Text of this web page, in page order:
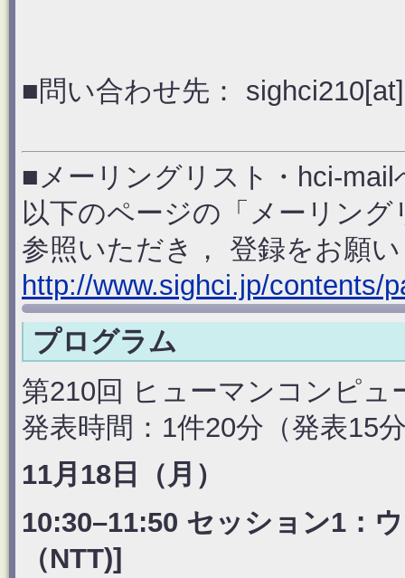
■問い合わせ先：
■メーリングリスト・hci-
以下のページの「メーリン
参照いただき， 登録をお願
http://www.sighci.jp/contents/
プログラム
第210回 ヒューマンコンピ
発表時間：1件20分（発表15
11月18日（月）
10:30–11:50 セッション1：
（NTT)]